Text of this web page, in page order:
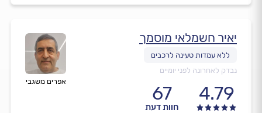
אפרים משגבי
יאיר חשמלאי מוסמך
נבדק לאחרונה לפני יומיים
4.79
67
חוות דעת